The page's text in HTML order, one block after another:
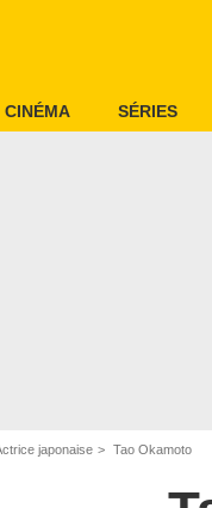
CINÉMA SÉRIES
japonaise Tao Okamoto